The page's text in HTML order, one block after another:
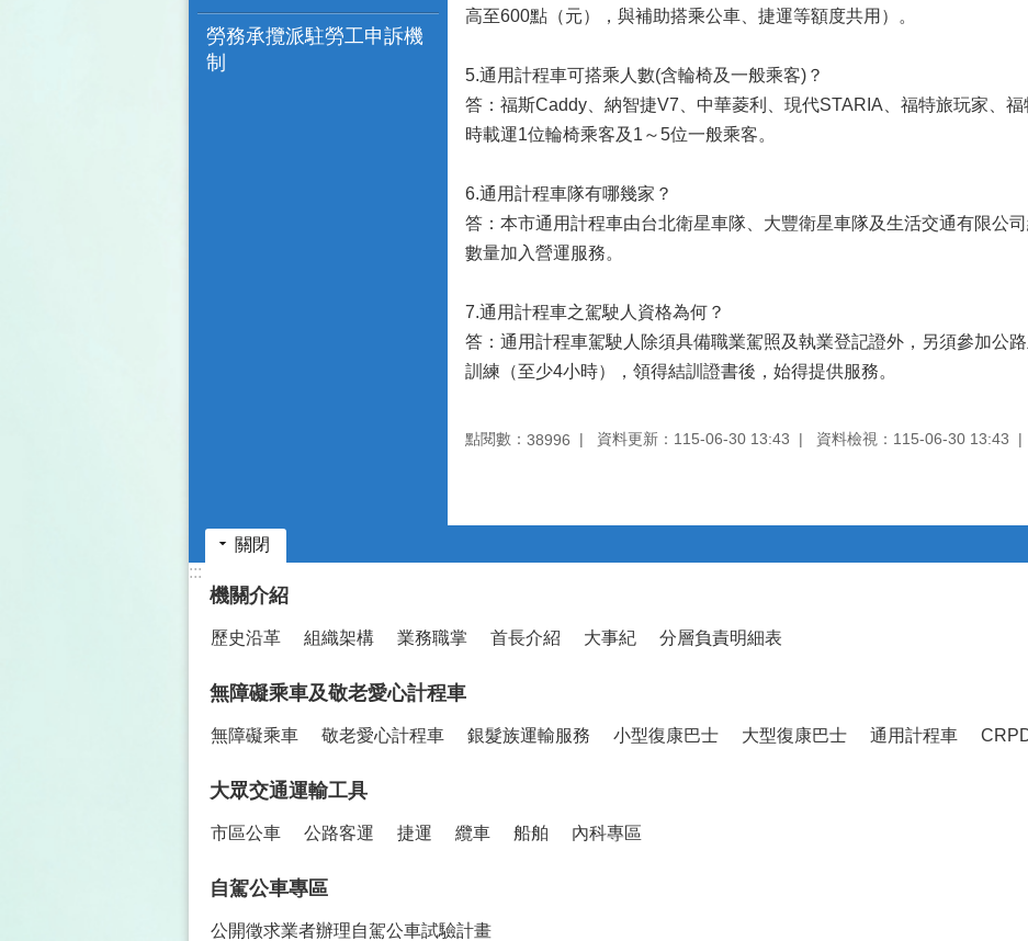
勞務承攬派駐勞工申訴機
制
高至600點（元），與補助搭乘公車、捷運等額度共用）。
5.通用計程車可搭乘人數(含輪椅及一般乘客)？
答：福斯Caddy、納智捷V7、中華菱利、現代STARIA、福特旅玩家、
時載運1位輪椅乘客及1～5位一般乘客。
6.通用計程車隊有哪幾家？
答：本市通用計程車由台北衛星車隊、大豐衛星車隊及生活交通有限公
數量加入營運服務。
7.通用計程車之駕駛人資格為何？
答：通用計程車駕駛人除須具備職業駕照及執業登記證外，另須參加公
訓練（至少4小時），領得結訓證書後，始得提供服務。
點閱數： 38996 資料更新：115-06-30 13:43 資料檢視：115-06-30 13:43
關閉
:::
機關介紹
歷史沿革 組織架構 業務職掌 首長介紹 大事紀 分層負責明細表
無障礙乘車及敬老愛心計程車
無障礙乘車 敬老愛心計程車 銀髮族運輸服務 小型復康巴士 大型復康巴士 通用計程車
大眾交通運輸工具
市區公車 公路客運 捷運 纜車 船舶 內科專區
自駕公車專區
公開徵求業者辦理自駕公車試驗計畫